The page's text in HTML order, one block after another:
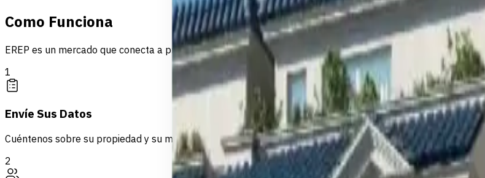
Como Funciona
EREP es un mercado que conecta a propietarios con agentes verificados en Egypt MLS. Así es como funciona.
1
Envíe Sus Datos
Cuéntenos sobre su propiedad y su método de contacto preferido.
2